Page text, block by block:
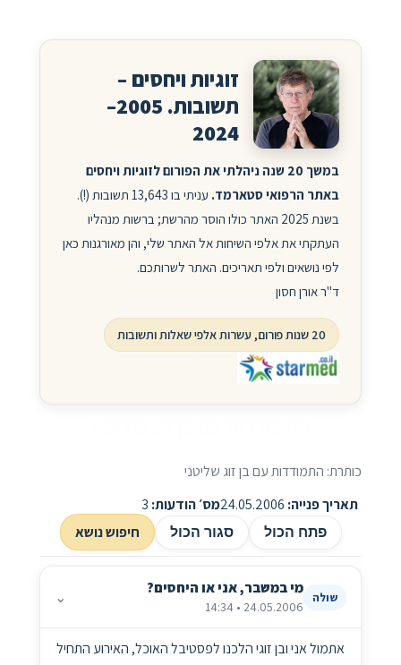
זוגיות ויחסים –
תשובות. 2005–
2024
במשך 20 שנה ניהלתי את הפורום לזוגיות ויחסים
באתר הרפואי סטארמד.
עניתי בו 13,643 תשובות (!).
בשנת 2025 האתר כולו הוסר מהרשת; ברשות מנהליו
העתקתי את אלפי השיחות אל האתר שלי, והן מאורגנות כאן
לפי נושאים ולפי תאריכים. האתר לשרותכם.
ד"ר אורן חסון
20 שנות פורום, עשרות אלפי שאלות ותשובות
כותרת: התמודדות עם בן זוג שליטני
תאריך פנייה:
מס׳ הודעות:
פתח הכול סגור הכול חיפוש נושא
שולה מי במשבר, אני או היחסים?
24.05.2006 • 14:34
⌄
אתמול אני ובן זוגי הלכנו לפסטיבל האוכל, האירוע התחיל